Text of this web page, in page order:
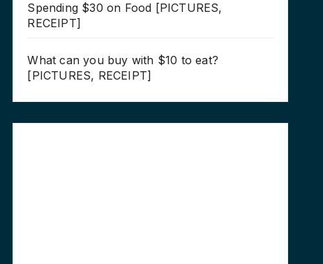
Spending $30 on Food [PICTURES,
RECEIPT]
What can you buy with $10 to eat?
[PICTURES, RECEIPT]